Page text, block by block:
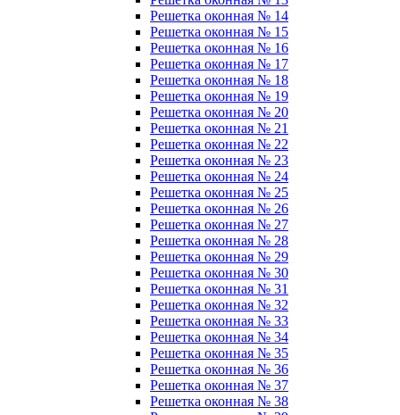
Решетка оконная № 14
Решетка оконная № 15
Решетка оконная № 16
Решетка оконная № 17
Решетка оконная № 18
Решетка оконная № 19
Решетка оконная № 20
Решетка оконная № 21
Решетка оконная № 22
Решетка оконная № 23
Решетка оконная № 24
Решетка оконная № 25
Решетка оконная № 26
Решетка оконная № 27
Решетка оконная № 28
Решетка оконная № 29
Решетка оконная № 30
Решетка оконная № 31
Решетка оконная № 32
Решетка оконная № 33
Решетка оконная № 34
Решетка оконная № 35
Решетка оконная № 36
Решетка оконная № 37
Решетка оконная № 38